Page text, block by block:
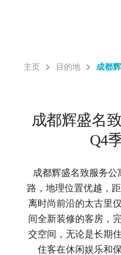
主页 目的地 成都
成都辉盛名
Q4
成都辉盛名致服务
路，地理位置优越，
离时尚前沿的太古里
间全新装修的客房，
交空间，无论是长期
住客在休闲娱乐和